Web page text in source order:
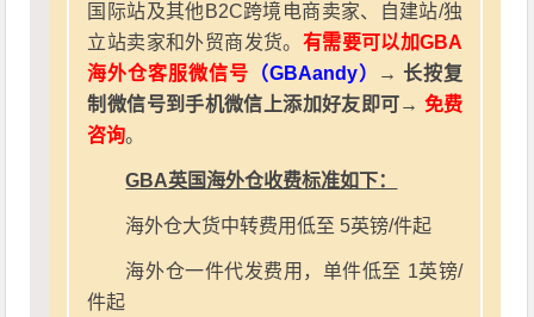
国际站及其他B2C跨境电商卖家、自建站/独
立站卖家和外贸商发货。 有需要可以加GBA
海外仓客服微信号 （GBAandy）
→ 长按复
制微信号到手机微信上添加好友即可→ 免费
咨询。
GBA英国海外仓收费标准如下：
海外仓大货中转费用低至 5英镑/件起
海外仓一件代发费用，单件低至 1英镑/
件起